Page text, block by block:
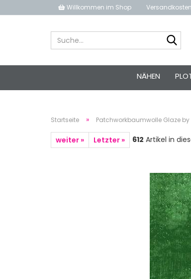
Willkommen im Shop
NÄHEN
Startseite » Patchworkbaumwolle Glaze by
weiter » Letzter » 612 Artikel in